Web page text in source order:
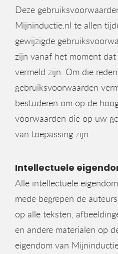
Deze
Mijninductie.nl te allen
gewijzigde
zijn vanaf het moment
vermeld zijn. Om die
gebruiksvoorwaarden
bestuderen om op de
voorwaarden die op uw
van toepassing zijn.
Intellectuele
Alle intellectuele
mede begrepen de
op alle teksten,
en andere materialen op
eigendom van